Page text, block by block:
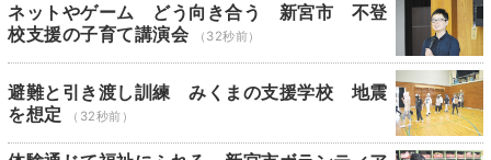
ネットやゲーム どう向き合う 新宮市 不登
校支援の子育て講演会
（32秒前）
避難と引き渡し訓練 みくまの支援学校 地震
を想定
（32秒前）